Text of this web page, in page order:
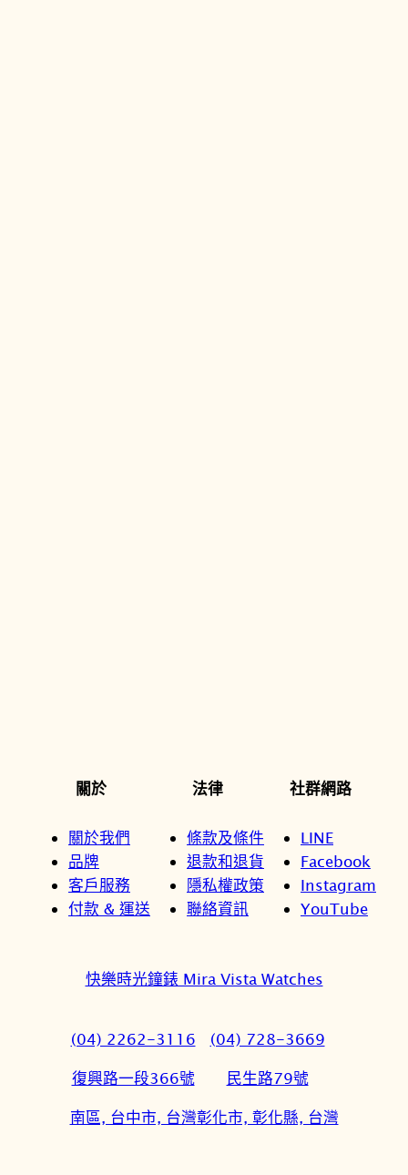
關於
關於我們
品牌
客戶服務
付款 & 運送
法律
條款及條件
退款和退貨
隱私權政策
聯絡資訊
社群網路
LINE
Facebook
Instagram
YouTube
快樂時光鐘錶 Mira Vista Watches
(04) 2262-3116
復興路一段366號
南區, 台中市, 台灣
(04) 728-3669
民生路79號
彰化市, 彰化縣, 台灣